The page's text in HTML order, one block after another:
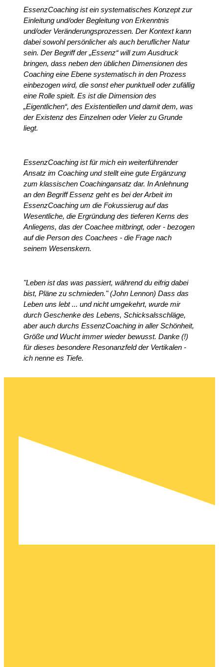
EssenzCoaching ist ein systematisches Konzept zur
Einleitung und/oder Begleitung von Erkenntnis
und/oder Veränderungsprozessen. Der Kontext kann
dabei sowohl persönlicher als auch beruflicher Natur
sein. Der Begriff der „Essenz“ will zum Ausdruck
bringen, dass neben den üblichen Dimensionen des
Coaching eine Ebene systematisch in den Prozess
einbezogen wird, die sonst eher punktuell oder zufällig
eine Rolle spielt. Es ist die Dimension des
„Eigentlichen“, des Existentiellen und damit dem, was
der Existenz des Einzelnen oder Vieler zu Grunde
liegt.
EssenzCoaching ist für mich ein weiterführender
Ansatz im Coaching und stellt eine gute Ergänzung
zum klassischen Coachingansatz dar. In Anlehnung
an den Begriff Essenz geht es bei der Arbeit im
EssenzCoaching um die Fokussierug auf das
Wesentliche, die Ergründung des tieferen Kerns des
Anliegens, das der Coachee mitbringt, oder - bezogen
auf die Person des Coachees - die Frage nach
seinem Wesenskern.
"Leben ist das was passiert, während du eifrig dabei
bist, Pläne zu schmieden." (John Lennon) Dass das
Leben uns lebt ... und nicht umgekehrt, wurde mir
durch Geschenke des Lebens, Schicksalsschläge,
aber auch durchs EssenzCoaching in aller Schönheit,
Größe und Wucht immer wieder bewusst. Danke (!)
für dieses besondere Resonanzfeld der Vertikalen -
ich nenne es Tiefe.